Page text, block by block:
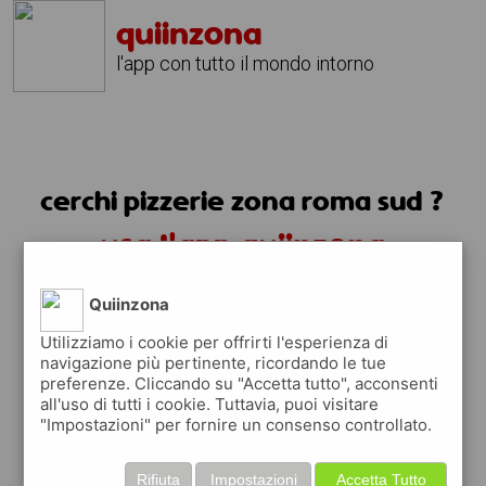
quiinzona
l'app con tutto il mondo intorno
cerchi pizzerie zona roma sud ?
usa l'app quiinzona
Quiinzona
Utilizziamo i cookie per offrirti l'esperienza di
navigazione più pertinente, ricordando le tue
preferenze. Cliccando su "Accetta tutto", acconsenti
all'uso di tutti i cookie. Tuttavia, puoi visitare
"Impostazioni" per fornire un consenso controllato.
Accetta Tutto
Impostazioni
Rifiuta